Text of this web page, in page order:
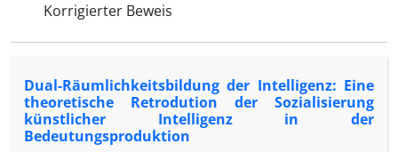
Korrigierter Beweis
Dual-Räumlichkeitsbildung der Intelligenz: Eine
theoretische Retrodution der Sozialisierung
künstlicher Intelligenz in der
Bedeutungsproduktion